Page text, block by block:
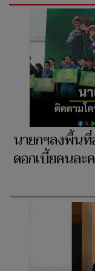
นายกฯลงพื้นที่
ดอกเบี้ยคนละ